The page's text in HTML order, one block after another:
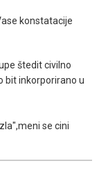
konstatacije
štedit civilno
bit inkorporirano u
se cini